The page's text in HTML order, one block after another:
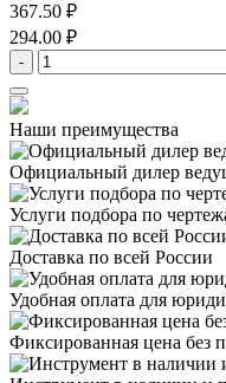
367.50 ₽
294.00 ₽
-
Наши преимущества
Официальный дилер
Услуги подбора по
Доставка по всей России
Удобная оплата для
Фиксированная цена без